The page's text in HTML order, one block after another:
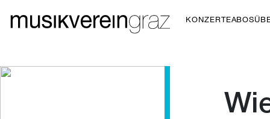
KONZERTEABOS